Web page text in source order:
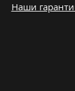
Наши